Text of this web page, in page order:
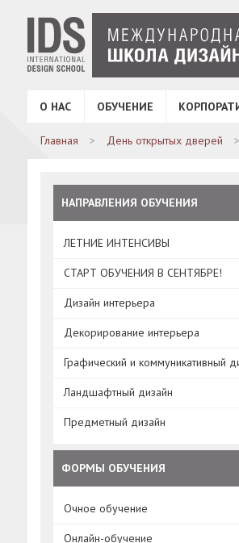
О НАС ОБУЧЕНИЕ
Главная День открытых дверей
НАПРАВЛЕНИЯ ОБУЧЕНИЯ
ЛЕТНИЕ ИНТЕНСИВЫ
СТАРТ ОБУЧЕНИЯ В СЕНТЯБРЕ!
Дизайн интерьера
Декорирование интерьера
Графический и коммуникативный
Ландшафтный дизайн
Предметный дизайн
ФОРМЫ ОБУЧЕНИЯ
Очное обучение
Онлайн-обучение